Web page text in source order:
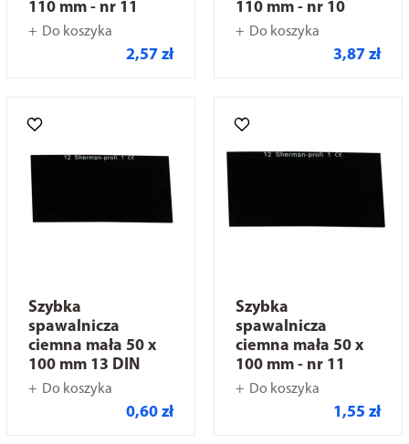
110 mm - nr 11
Do koszyka
2,57 zł
110 mm - nr 10
Do koszyka
3,87 zł
Szybka
spawalnicza
ciemna mała 50 x
100 mm 13 DIN
Do koszyka
0,60 zł
Szybka
spawalnicza
ciemna mała 50 x
100 mm - nr 11
Do koszyka
1,55 zł